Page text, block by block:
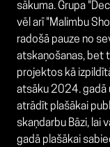
sākuma. Grupa
vēl arī "Malimbu
radošā pauze no
atskaņošanas, bet
projektos kā
atsāku 2024. gadā
atrādīt plašākai
skaņdarbu Bāzi, lai
gadā plašākai